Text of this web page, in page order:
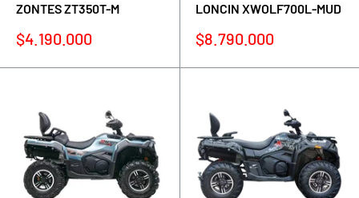
ZONTES ZT350T-M
Precio
venta
$4.190.000
LONCIN XWOLF700L-MUD
Precio
venta
$8.790.000